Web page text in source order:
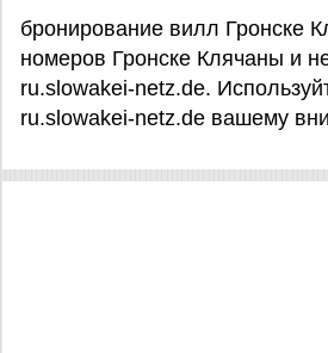
бронирование вилл Гронске
номеров Гронске Клячаны и
ru.slowakei-netz.de.
ru.slowakei-netz.de вашему